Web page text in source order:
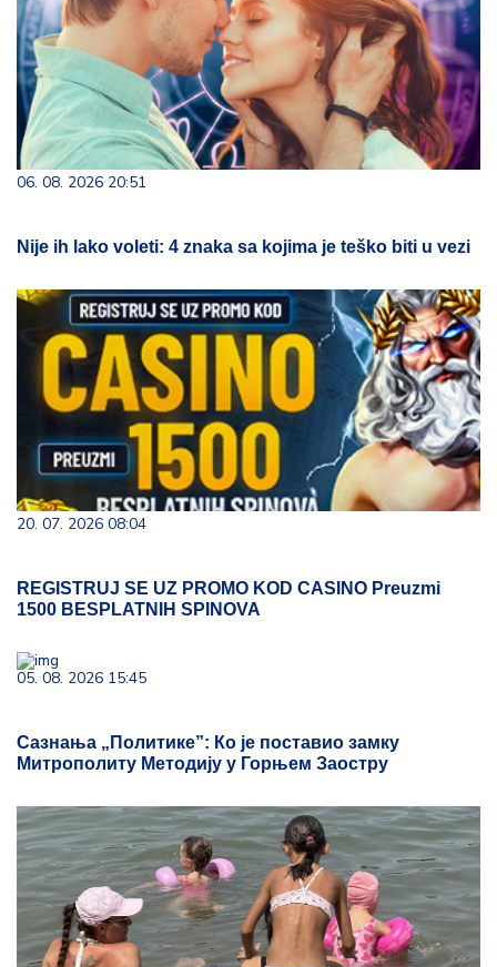
06. 08. 2026 20:51
Nije ih lako voleti: 4 znaka sa kojima je teško biti u vezi
20. 07. 2026 08:04
REGISTRUJ SE UZ PROMO KOD CASINO Preuzmi
1500 BESPLATNIH SPINOVA
05. 08. 2026 15:45
Сазнања „Политике”: Ко је поставио замку
Митрополиту Методију у Горњем Заостру